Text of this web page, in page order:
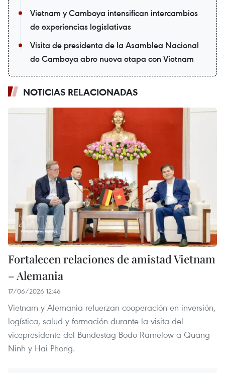
Vietnam y Camboya intensifican intercambios
de experiencias legislativas
Visita de presidenta de la Asamblea Nacional
de Camboya abre nueva etapa con Vietnam
NOTICIAS RELACIONADAS
Fortalecen relaciones de amistad Vietnam
– Alemania
17/06/2026 12:46
Vietnam y Alemania refuerzan cooperación en inversión,
logística, salud y formación durante la visita del
vicepresidente del Bundestag Bodo Ramelow a Quang
Ninh y Hai Phong.